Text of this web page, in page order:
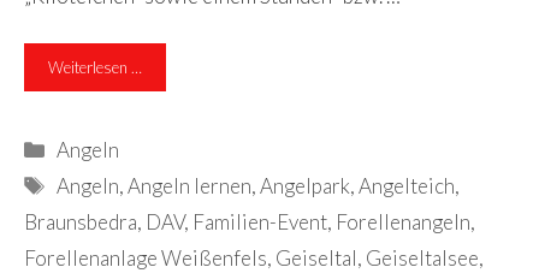
Weiterlesen …
Kategorien
Angeln
Schlagwörter
Angeln,Angeln lernen,Angelpark,Angelteich,
Braunsbedra, DAV, Familien-Event, Forellenangeln,
Forellenanlage Weißenfels, Geiseltal, Geiseltalsee,